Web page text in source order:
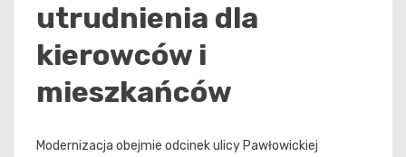
utrudnienia dla
kierowców i
mieszkańców
Modernizacja obejmie odcinek ulicy Pawłowickiej